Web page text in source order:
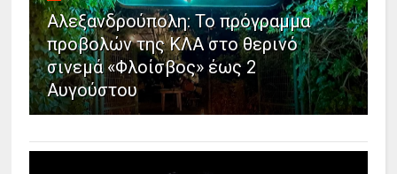
Αλεξανδρούπολη: Το πρόγραμμα
προβολών της ΚΛΑ στο θερινό
σινεμά «Φλοίσβος» έως 2
Αυγούστου